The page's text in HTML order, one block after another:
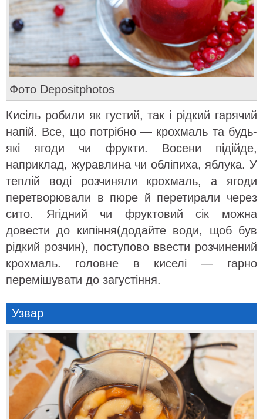
Фото Depositphotos
Кисіль робили як густий, так і рідкий гарячий
напій. Все, що потрібно — крохмаль та будь-
які ягоди чи фрукти. Восени підійде,
наприклад, журавлина чи обліпиха, яблука. У
теплій воді розчиняли крохмаль, а ягоди
перетворювали в пюре й перетирали через
сито. Ягідний чи фруктовий сік можна
довести до кипіння(додайте води, щоб був
рідкий розчин), поступово ввести розчинений
крохмаль. головне в киселі — гарно
перемішувати до загустіння.
Узвар